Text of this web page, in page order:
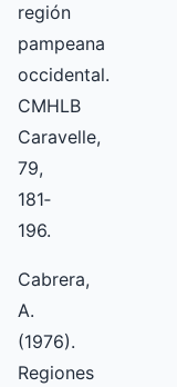
región
pampeana
occidental.
CMHLB
Caravelle,
79,
181­
196.
Cabrera,
A.
(1976).
Regiones